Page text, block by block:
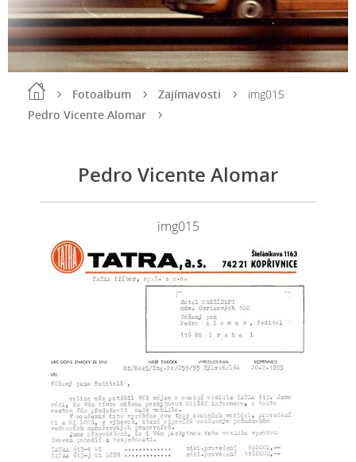
Fotoalbum
Zajímavosti
Pedro Vicente Alomar
img015
Pedro Vicente Alomar
img015